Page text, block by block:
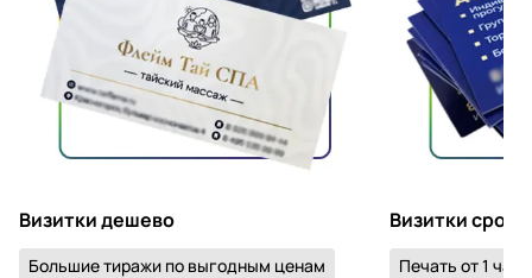
Визитки дешево
Большие тиражи по выгодным ценам
Визитки
Печать от 1 часа